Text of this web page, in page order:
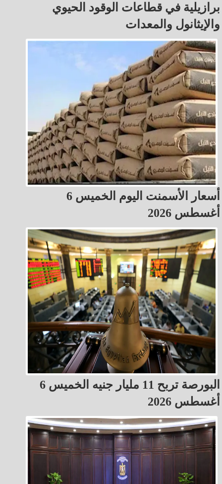
برازيلية في قطاعات الوقود الحيوي
والإيثانول والمعدات
أسعار الأسمنت اليوم الخميس 6
أغسطس 2026
البورصة تربح 11 مليار جنيه الخميس 6
أغسطس 2026